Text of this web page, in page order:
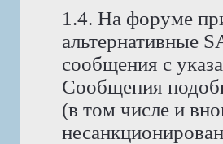
1.4. На форуме
альтернативные
сообщения с
Сообщения
(в том числе и